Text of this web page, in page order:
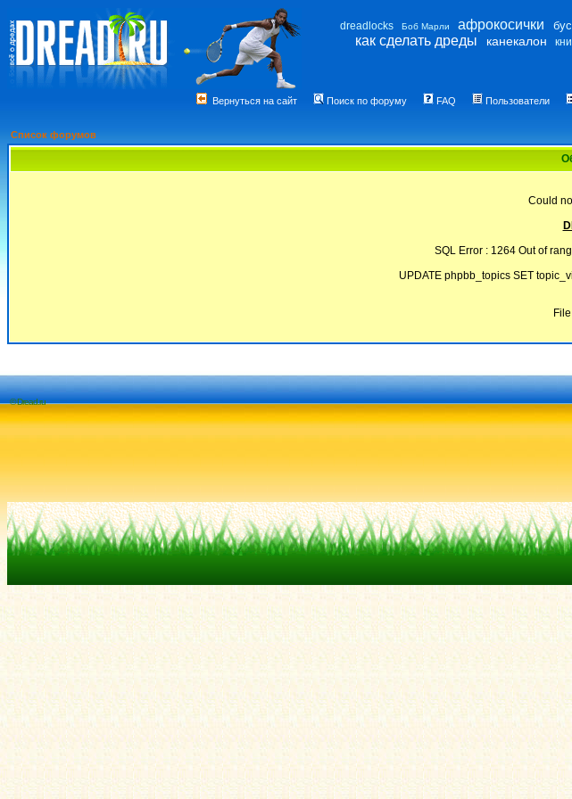
dreadlocks Боб Марли афрокосички
как сделать дреды канекалон
Вернуться на сайт Поиск по форуму FAQ Пользователи
Список форумов
Could
SQL Error : 1264 Out of
UPDATE phpbb_topics SET
© Dread.ru